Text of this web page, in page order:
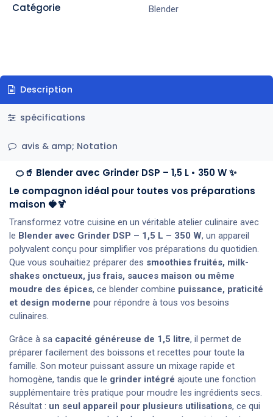
Catégorie Blender
Description
spécifications
avis & amp; Notation
🍊🥤 Blender avec Grinder DSP – 1,5 L • 350 W ✨
Le compagnon idéal pour toutes vos préparations
maison 🍓🍹
Transformez votre cuisine en un véritable atelier culinaire avec
le Blender avec Grinder DSP – 1,5 L – 350 W, un appareil
polyvalent conçu pour simplifier vos préparations du quotidien.
Que vous souhaitiez préparer des smoothies fruités, milk-
shakes onctueux, jus frais, sauces maison ou même
moudre des épices, ce blender combine puissance, praticité
et design moderne pour répondre à tous vos besoins
culinaires.
Grâce à sa capacité généreuse de 1,5 litre, il permet de
préparer facilement des boissons et recettes pour toute la
famille. Son moteur puissant assure un mixage rapide et
homogène, tandis que le grinder intégré ajoute une fonction
supplémentaire très pratique pour moudre les ingrédients secs.
Résultat : un seul appareil pour plusieurs utilisations, ce qui